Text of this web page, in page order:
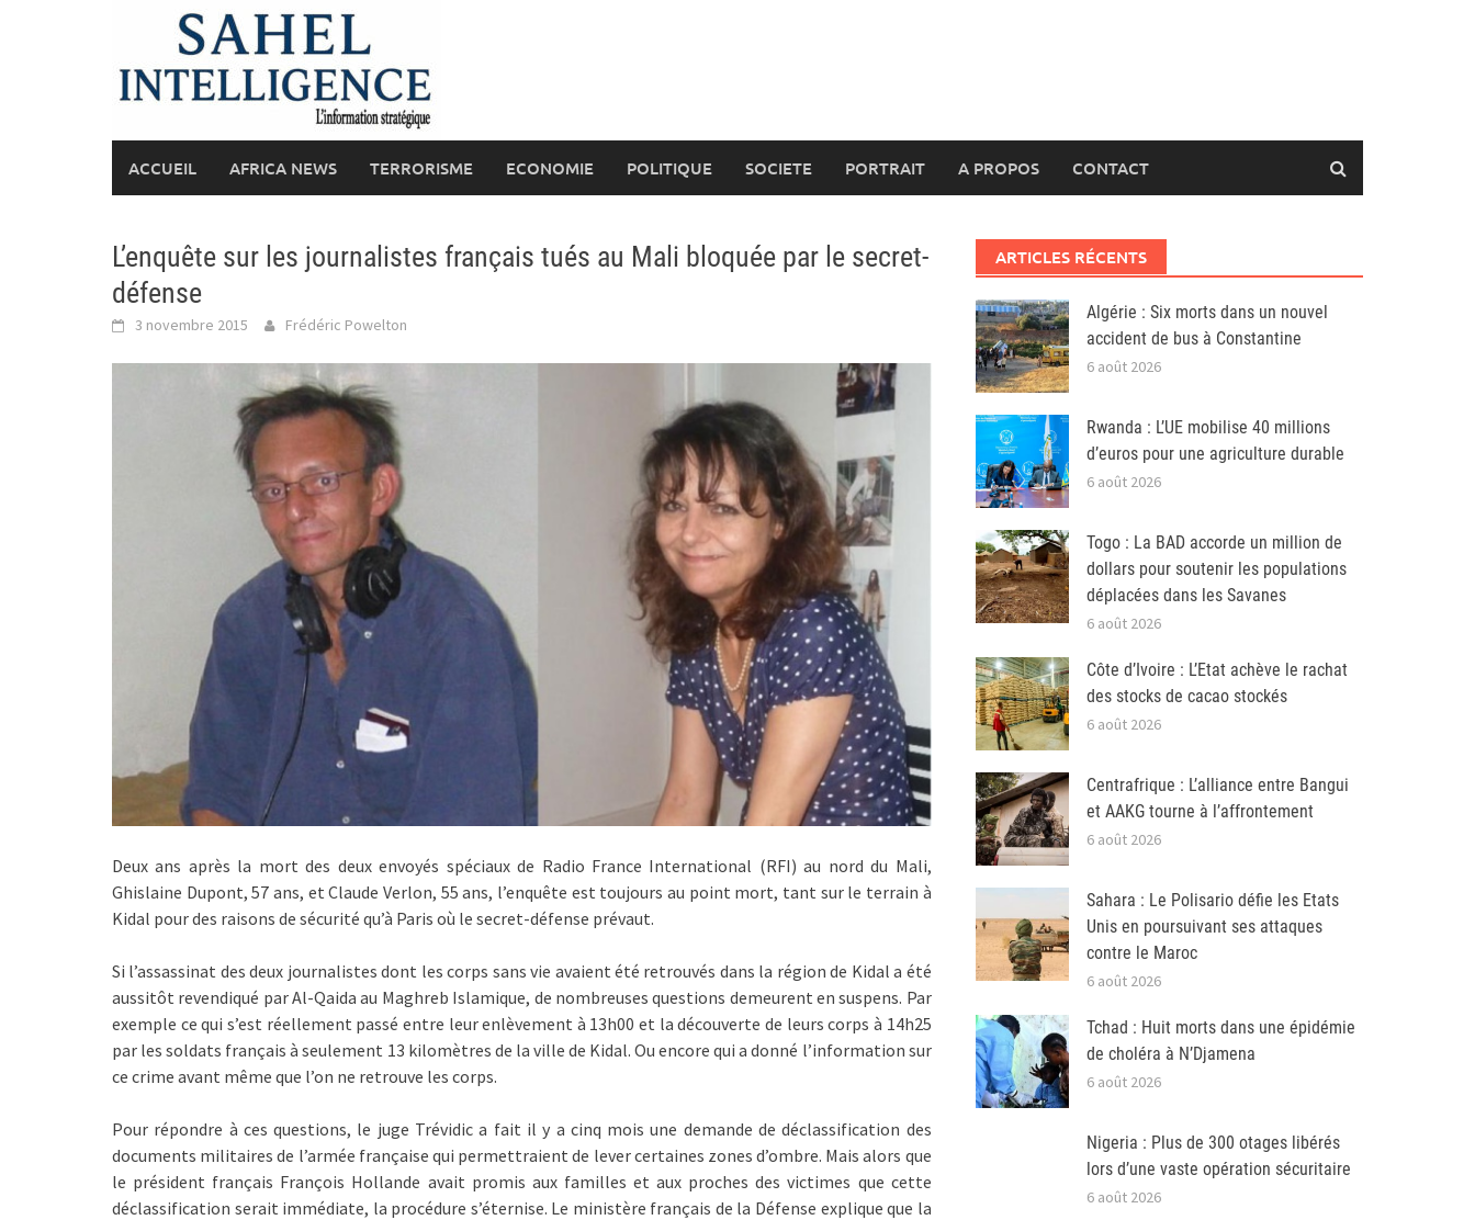
ACCUEIL AFRICA NEWS TERRORISME ECONOMIE POLITIQUE SOCIETE PORTRAIT A PROPOS CONTACT
L’enquête sur les journalistes français tués au Mali bloquée par le secret-
défense
3 novembre 2015 Frédéric Powelton
Deux ans après la mort des deux envoyés spéciaux de Radio France International (RFI) au nord du Mali,
Ghislaine Dupont, 57 ans, et Claude Verlon, 55 ans, l’enquête est toujours au point mort, tant sur le terrain à
Kidal pour des raisons de sécurité qu’à Paris où le secret-défense prévaut.
Si l’assassinat des deux journalistes dont les corps sans vie avaient été retrouvés dans la région de Kidal a été
aussitôt revendiqué par Al-Qaida au Maghreb Islamique, de nombreuses questions demeurent en suspens. Par
exemple ce qui s’est réellement passé entre leur enlèvement à 13h00 et la découverte de leurs corps à 14h25
par les soldats français à seulement 13 kilomètres de la ville de Kidal. Ou encore qui a donné l’information sur
ce crime avant même que l’on ne retrouve les corps.
Pour répondre à ces questions, le juge Trévidic a fait il y a cinq mois une demande de déclassification des
documents militaires de l’armée française qui permettraient de lever certaines zones d’ombre. Mais alors que
le président français François Hollande avait promis aux familles et aux proches des victimes que cette
déclassification serait immédiate, la procédure s’éternise. Le ministère français de la Défense explique que la
ARTICLES RÉCENTS
Algérie : Six morts dans un nouvel
accident de bus à Constantine
6 août 2026
Rwanda : L’UE mobilise 40 millions
d’euros pour une agriculture durable
6 août 2026
Togo : La BAD accorde un million de
dollars pour soutenir les populations
déplacées dans les Savanes
6 août 2026
Côte d’Ivoire : L’Etat achève le rachat
des stocks de cacao stockés
6 août 2026
Centrafrique : L’alliance entre Bangui
et AAKG tourne à l’affrontement
6 août 2026
Sahara : Le Polisario défie les Etats
Unis en poursuivant ses attaques
contre le Maroc
6 août 2026
Tchad : Huit morts dans une épidémie
de choléra à N’Djamena
6 août 2026
Nigeria : Plus de 300 otages libérés
lors d’une vaste opération sécuritaire
6 août 2026